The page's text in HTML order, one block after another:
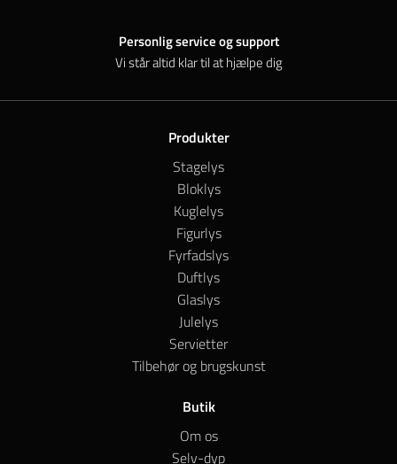
Personlig service og support
Vi står altid klar til at hjælpe dig
Produkter
Stagelys
Bloklys
Kuglelys
Figurlys
Fyrfadslys
Duftlys
Glaslys
Julelys
Servietter
Tilbehør og brugskunst
Butik
Om os
Selv-dyp